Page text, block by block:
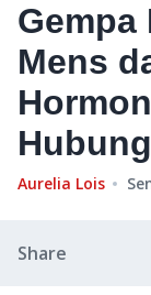
Gempa
Mens
Aurelia Lois
Share